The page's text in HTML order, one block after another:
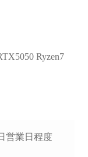
Ryzen7
営業日程度